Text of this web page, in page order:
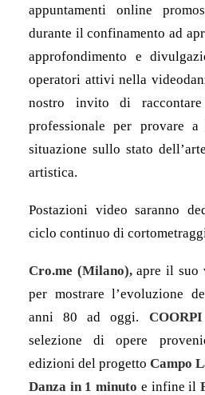
appuntamenti online
durante il confinamento ad
approfondimento e
operatori attivi nella
nostro invito di
professionale per provare
situazione sullo stato
artistica.
Postazioni video saranno
ciclo continuo di
Cro.me (Milano),apre il suo
per mostrare l’evoluzione
anni 80 ad oggi. COORPI
selezione di opere
edizioni del progetto Campo
Danza in 1 minuto e infine il